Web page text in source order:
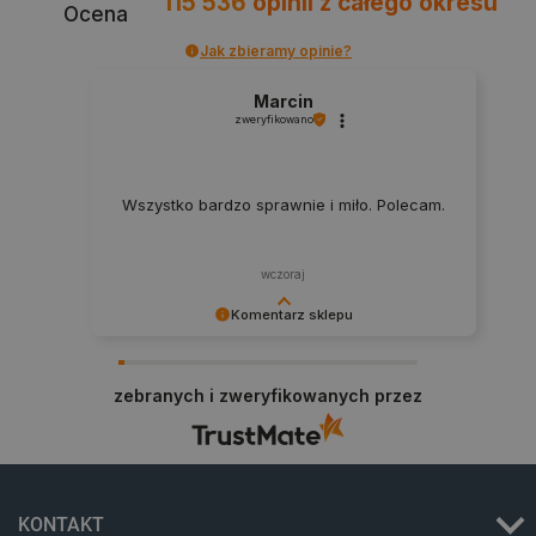
Ocena
Jak zbieramy opinie?
Komentarz sklepu
na przyszłość.
Marcin
zweryfikowano
Wszystko bardzo sprawnie i miło. Polecam.
wczoraj
zebranych i zweryfikowanych przez
KONTAKT
Quality Unit LLC
botland.com.pl